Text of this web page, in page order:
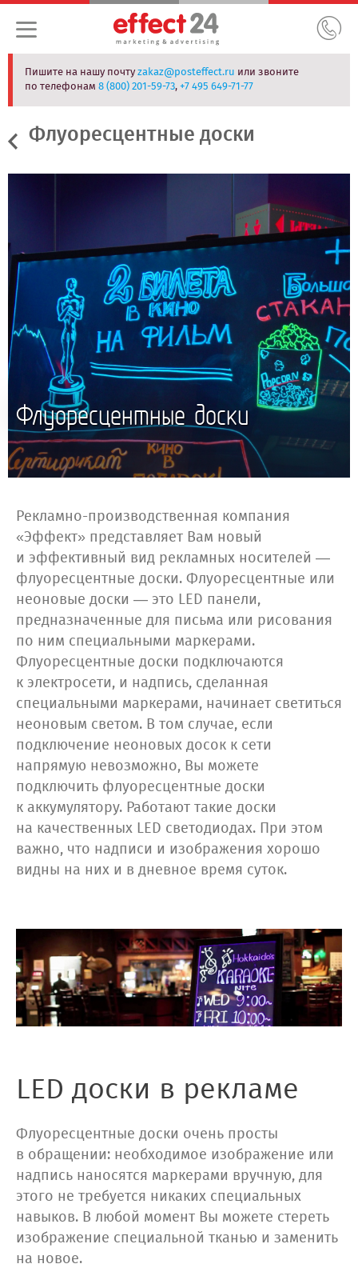
Пишите на нашу почтуzakaz@posteffect.ru или звоните
по телефонам8 (800) 201-59-73,+7 495 649-71-77
Флуоресцентные доски
Флуоресцентные доски
Рекламно-производственная компания
«Эффект» представляет Вам новый
и эффективный вид рекламных носителей —
флуоресцентные доски. Флуоресцентные или
неоновые доски — это LED панели,
предназначенные для письма или рисования
по ним специальными маркерами.
Флуоресцентные доски подключаются
к электросети, и надпись, сделанная
специальными маркерами, начинает светиться
неоновым светом. В том случае, если
подключение неоновых досок к сети
напрямую невозможно, Вы можете
подключить флуоресцентные доски
к аккумулятору. Работают такие доски
на качественных LED светодиодах. При этом
важно, что надписи и изображения хорошо
видны на них и в дневное время суток.
LED доски в рекламе
Флуоресцентные доски очень просты
в обращении: необходимое изображение или
надпись наносятся маркерами вручную, для
этого не требуется никаких специальных
навыков. В любой момент Вы можете стереть
изображение специальной тканью и заменить
на новое.